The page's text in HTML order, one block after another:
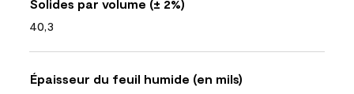
Solides par volume (± 2%)
40,3
Épaisseur du feuil humide (en mils)